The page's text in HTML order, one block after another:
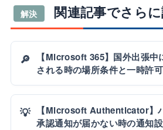
解決 関連記事でさらに
🔎
【Microsoft 365】国外出張中
される時の場所条件と一時許
💡
【Microsoft Authenticator】
承認通知が届かない時の通知